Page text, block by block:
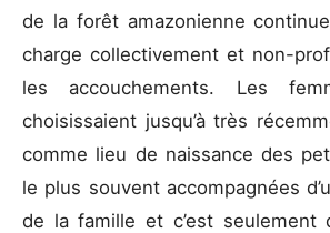
de la forêt amazonienne
charge collectivement et non-
les accouchements. Les
choisissaient jusqu’à très
comme lieu de naissance des
le plus souvent accompagnées
de la famille et c’est seulement